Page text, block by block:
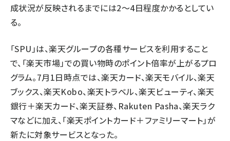
成状況が反映されるまでには2〜4日程度かかるとしてい
る。
「SPU」は、楽天グループの各種サービスを利用すること
で、「楽天市場」での買い物時のポイント倍率が上がるプロ
グラム。7月1日時点では、楽天カード、楽天モバイル、楽天
ブックス、楽天Kobo、楽天トラベル、楽天ビューティ、楽天
銀行＋楽天カード、楽天証券、Rakuten Pasha、楽天ラク
マなどに加え、「楽天ポイントカード＋ファミリーマート」が
新たに対象サービスとなった。